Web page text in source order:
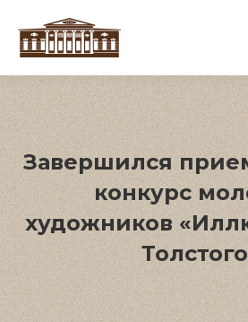
Завершился
конкурс
художников